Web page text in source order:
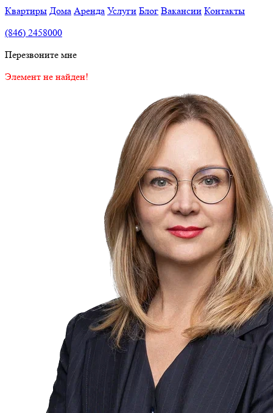
Квартиры Дома Аренда Услуги Блог Вакансии Контакты
(846) 2458000
Перезвоните мне
Элемент не найден!